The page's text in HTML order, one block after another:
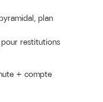
plan
restitutions
+ compte